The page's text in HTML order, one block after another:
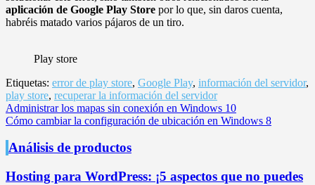
aplicación de Google Play Store por lo que, sin daros cuenta,
habréis matado varios pájaros de un tiro.
Play store
Etiquetas: error de play store, Google Play, información del servidor,
play store, recuperar la información del servidor
Navegación
de
entradas
Administrar los mapas sin conexión en Windows 10
Cómo cambiar la configuración de ubicación en Windows 8
Análisis de productos
Hosting para WordPress: ¡5 aspectos que no puedes